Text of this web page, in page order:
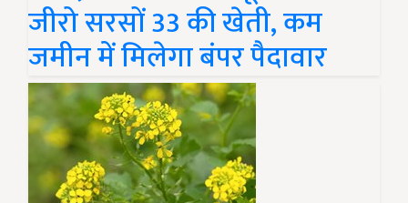
जीरो सरसों 33 की खेती, कम
जमीन में मिलेगा बंपर पैदावार